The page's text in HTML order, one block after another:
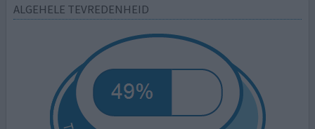
ALGEHELE TEVREDENHEID